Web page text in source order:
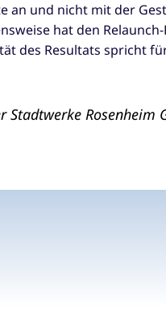
an und nicht mit der
hat den
des Resultats spricht
Rosenheim